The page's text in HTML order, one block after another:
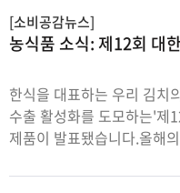
농식품 소식: 제12회 대
한식을 대표하는 우리 김치
수출 활성화를 도모하는'제
제품이 발표됐습니다.올해
농림축산
[소비공감뉴스]